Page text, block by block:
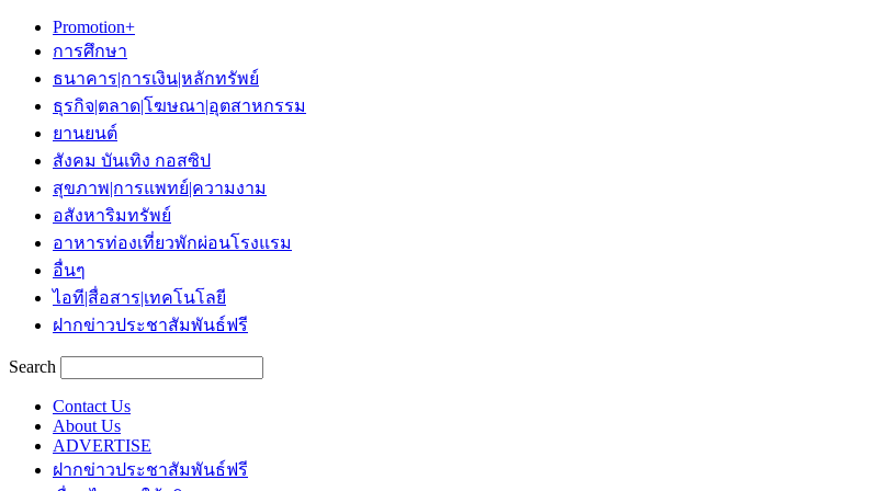
Promotion+
การศึกษา
ธนาคาร|การเงิน|หลักทรัพย์
ธุรกิจ|ตลาด|โฆษณา|อุตสาหกรรม
ยานยนต์
สังคม บันเทิง กอสซิป
สุขภาพ|การแพทย์|ความงาม
อสังหาริมทรัพย์
อาหารท่องเที่ยวพักผ่อนโรงแรม
อื่นๆ
ไอที|สื่อสาร|เทคโนโลยี
ฝากข่าวประชาสัมพันธ์ฟรี
Search
Contact Us
About Us
ADVERTISE
ฝากข่าวประชาสัมพันธ์ฟรี